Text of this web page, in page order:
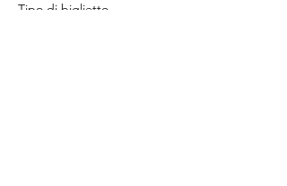
Tipo di biglietto